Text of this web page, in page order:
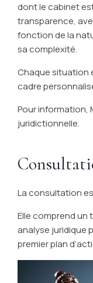
dont le cabinet
transparence,
fonction de la
sa complexité.
Chaque situation
cadre
Pour information,
juridictionnelle.
La consultation
Elle comprend un
analyse juridique
premier plan